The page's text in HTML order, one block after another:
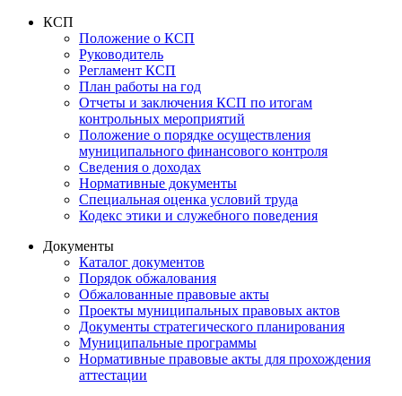
КСП
Положение о КСП
Руководитель
Регламент КСП
План работы на год
Отчеты и заключения КСП по итогам
контрольных мероприятий
Положение о порядке осуществления
муниципального финансового контроля
Сведения о доходах
Нормативные документы
Специальная оценка условий труда
Кодекс этики и служебного поведения
Документы
Каталог документов
Порядок обжалования
Обжалованные правовые акты
Проекты муниципальных правовых актов
Документы стратегического планирования
Муниципальные программы
Нормативные правовые акты для прохождения
аттестации